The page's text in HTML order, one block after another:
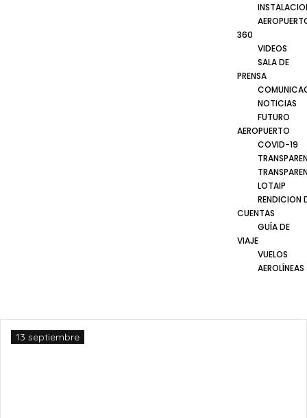
360
VIDEOS
SALA DE
PRENSA
NOTICIAS
FUTURO
AEROPUERTO
COVID-19
LOTAIP
RENDICION
CUENTAS
GUÍA DE
VIAJE
VUELOS
AEROLÍNEAS
13 septiembre